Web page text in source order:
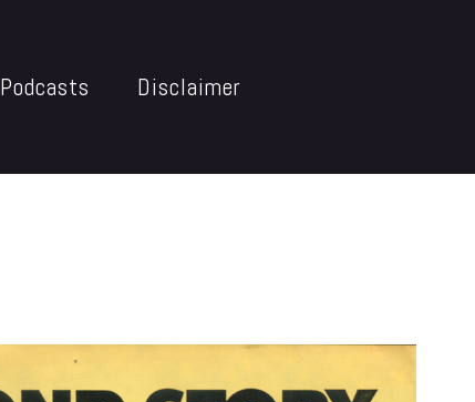
Podcasts Disclaimer